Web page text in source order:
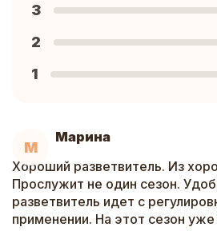
М
Марина
Хороший разветвитель. Из
Прослужит не один сезон.
разветвитель идет с
применении. На этот сезон
3
2
1